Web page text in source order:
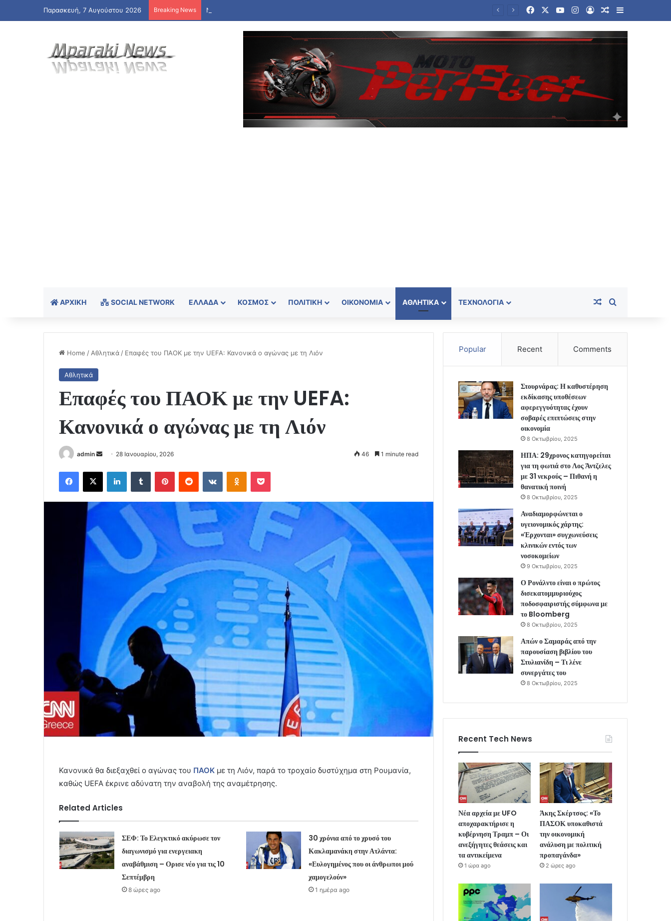
Παρασκευή, 7 Αυγούστου 2026 Breaking News FacebookYouTubeInstagram
Log InRandom Article
Sidebar
ΑΡΧΙΚΉ SOCIAL NETWORK ΕΛΛΆΔΑ ΚΌΣΜΟΣ ΠΟΛΙΤΙΚΉ ΟΙΚΟΝΟΜΊΑ ΑΘΛΗΤΙΚΆ ΤΕΧΝΟΛΟΓΊΑ Random Article
Home / Αθλητικά / Επαφές του ΠΑΟΚ με την UEFA: Κανονικά ο αγώνας με τη Λιόν
Αθλητικά
Επαφές του ΠΑΟΚ με την UEFA:
Κανονικά ο αγώνας με τη Λιόν
admin
Send
email
28 Ιανουαρίου, 2026 46 1 minute read
Facebook
X LinkedInTumblr PinterestReddit VKontakteOdnoklassniki
Pocket
Κανονικά θα διεξαχθεί ο αγώνας του ΠΑΟΚ με τη Λιόν, παρά το τροχαίο δυστύχημα στη Ρουμανία,
καθώς UEFA έκρινε αδύνατη την αναβολή της αναμέτρησης.
Related Articles
ΣΕΦ: Το Ελεγκτικό ακύρωσε τον
διαγωνισμό για ενεργειακη
αναβάθμιση – Ορισε νέο για τις 10
Σεπτέμβρη
8 ώρες ago
30 χρόνια από το χρυσό του
Κακλαμανάκη στην Ατλάντα:
«Ευλογημένος που οι άνθρωποι μού
χαμογελούν»
1 ημέρα ago
Popular Recent Comments
Στουρνάρας: Η καθυστέρηση
εκδίκασης υποθέσεων
αφερεγγυότητας έχουν
σοβαρές επιπτώσεις στην
οικονομία
8 Οκτωβρίου, 2025
ΗΠΑ: 29χρονος κατηγορείται
για τη φωτιά στο Λος Άντζελες
με 31 νεκρούς – Πιθανή η
θανατική ποινή
8 Οκτωβρίου, 2025
Αναδιαμορφώνεται ο
υγειονομικός χάρτης:
«Έρχονται» συγχωνεύσεις
κλινικών εντός των
νοσοκομείων
9 Οκτωβρίου, 2025
Ο Ρονάλντο είναι ο πρώτος
δισεκατομμυριούχος
ποδοσφαιριστής σύμφωνα με
το Bloomberg
8 Οκτωβρίου, 2025
Απών ο Σαμαράς από την
παρουσίαση βιβλίου του
Στυλιανίδη – Τι λένε
συνεργάτες του
8 Οκτωβρίου, 2025
Recent Tech News
Νέα αρχεία με UFO
αποχαρακτήρισε η
κυβέρνηση Τραμπ – Οι
ανεξήγητες θεάσεις και
τα αντικείμενα
1 ώρα ago
Άκης Σκέρτσος: «Το
ΠΑΣΟΚ υποκαθιστά
την οικονομική
ανάλυση με πολιτική
προπαγάνδα»
2 ώρες ago